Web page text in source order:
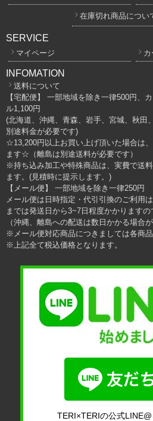
在庫切れ商品につい
SERVICE
マイページ
INFOMATION
送料について
【宅配便】 一部地域を除き一律500円、
ル1,100円
(北海道、沖縄、青森、岩手、宮城、秋田
別途料金が必要です)
☆13,200円以上お買い上げ頂いた場合は
ます☆（離島は別途送料が必要です）
※持ち込み加工や特殊商品は、実費で送
ます。(見積時に提示します。)
【メール便】 一部地域を除き一律250円
メール便は日時指定・代引引換のご利用
までは発送日から3~7日程度かかります
（沖縄、離島への配送は数日かかる場合が
※メール便対応商品につきましては各商
※上記全て税込価格となります。
TERI×TERIの公式LINE@